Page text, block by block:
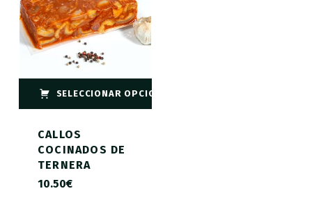
SELECCIONAR OPCIONES
CALLOS
COCINADOS DE
TERNERA
10.50€